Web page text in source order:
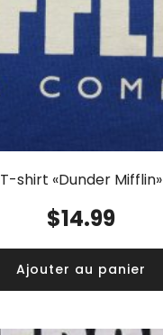
T-shirt «Dunder Mifflin»
$14.99
Ajouter au panier